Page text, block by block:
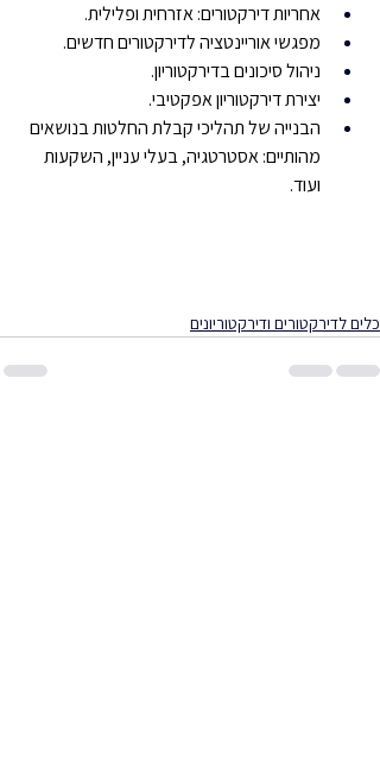
אחריות דירקטורים: אזרחית ופלילית.
מפגשי אוריינטציה לדירקטורים חדשים.
ניהול סיכונים בדירקטוריון.
יצירת דירקטוריון אפקטיבי.
הבנייה של תהליכי קבלת החלטות בנושאים
מהותיים: אסטרטגיה, בעלי עניין, השקעות
ועוד.
כלים לדירקטורים ודירקטוריונים